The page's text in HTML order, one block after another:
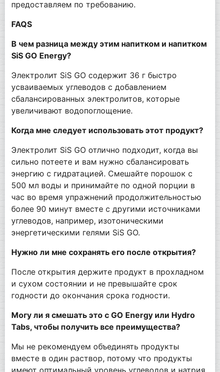
предоставляем по требованию.
FAQS
В чем разница между этим напитком и напитком
SiS GO Energy?
Электролит SiS GO содержит 36 г быстро
усваиваемых углеводов с добавлением
сбалансированных электролитов, которые
увеличивают водопоглощение.
Когда мне следует использовать этот продукт?
Электролит SiS GO отлично подходит, когда вы
сильно потеете и вам нужно сбалансировать
энергию с гидратацией. Смешайте порошок с
500 мл воды и принимайте по одной порции в
час во время упражнений продолжительностью
более 90 минут вместе с другими источниками
углеводов, например, изотоническими
энергетическими гелями SiS GO.
Нужно ли мне сохранять его после открытия?
После открытия держите продукт в прохладном
и сухом состоянии и не превышайте срок
годности до окончания срока годности.
Могу ли я смешать это с GO Energy или Hydro
Tabs, чтобы получить все преимущества?
Мы не рекомендуем объединять продукты
вместе в один раствор, потому что продукты